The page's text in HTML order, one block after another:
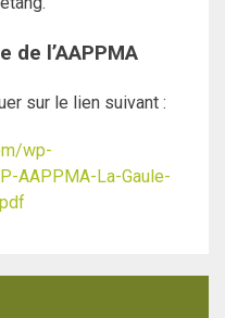
de l’AAPPMA
sur le lien suivant :
wp-
AAPPMA-La-Gaule-